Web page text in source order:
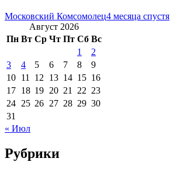
Московский Комсомолец4 месяца спустя
Август 2026
Пн Вт Ср Чт Пт Сб Вс
1
2
3
4 5 6 7 8
9
10 11 12 13 14 15 16
17 18 19 20 21 22 23
24 25 26 27 28 29 30
31
« Июл
Рубрики